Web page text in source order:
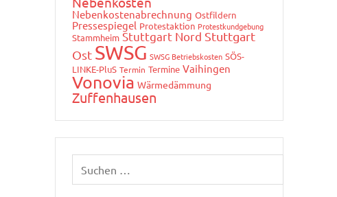
Nebenkostenabrechnung Ostfildern
Pressespiegel Protestaktion Protestkundgebung
Stammheim Stuttgart Nord Stuttgart
Ost SWSG SWSG Betriebskosten SÖS-
LINKE-PluS Termin Termine Vaihingen
Vonovia Wärmedämmung
Zuffenhausen